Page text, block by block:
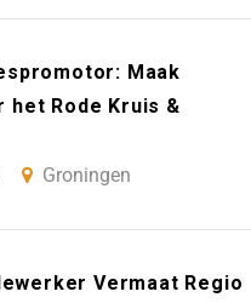
Maak
het Rode Kruis &
Groningen
Vermaat Regio